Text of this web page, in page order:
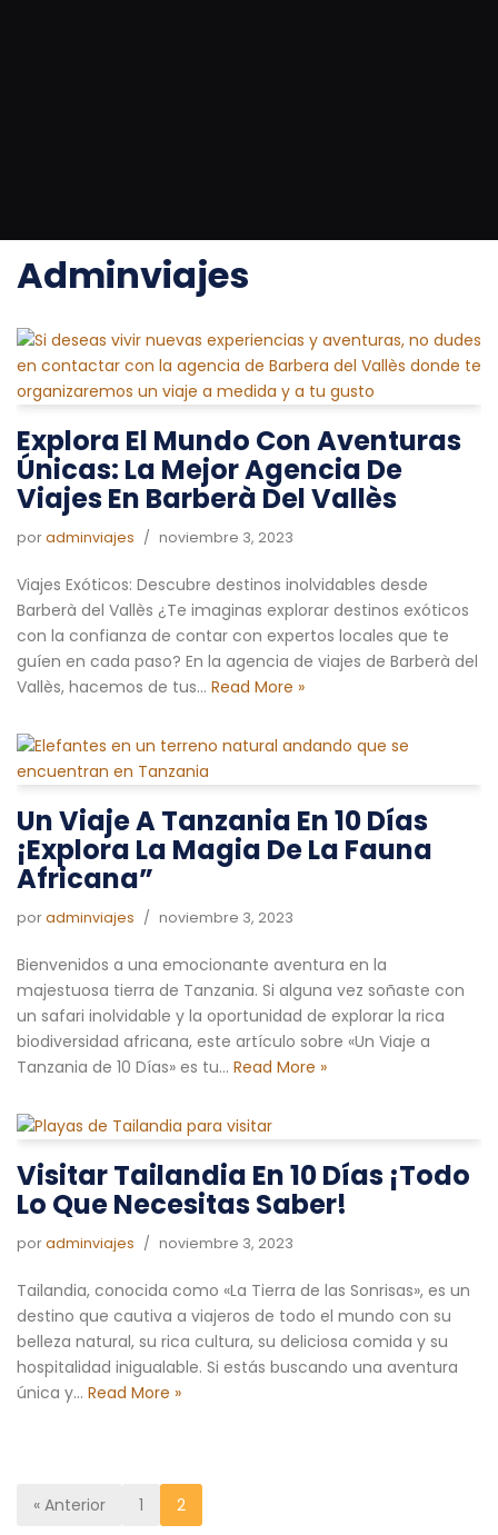
Adminviajes
Explora El Mundo Con Aventuras
Únicas: La Mejor Agencia De
Viajes En Barberà Del Vallès
poradminviajes noviembre 3, 2023
Viajes Exóticos: Descubre destinos inolvidables desde
Barberà del Vallès ¿Te imaginas explorar destinos exóticos
con la confianza de contar con expertos locales que te
guíen en cada paso? En la agencia de viajes de Barberà del
Vallès, hacemos de tus… Read More »
Un Viaje A Tanzania En 10 Días
¡Explora La Magia De La Fauna
Africana”
poradminviajes noviembre 3, 2023
Bienvenidos a una emocionante aventura en la
majestuosa tierra de Tanzania. Si alguna vez soñaste con
un safari inolvidable y la oportunidad de explorar la rica
biodiversidad africana, este artículo sobre «Un Viaje a
Tanzania de 10 Días» es tu… Read More »
Visitar Tailandia En 10 Días ¡Todo
Lo Que Necesitas Saber!
poradminviajes noviembre 3, 2023
Tailandia, conocida como «La Tierra de las Sonrisas», es un
destino que cautiva a viajeros de todo el mundo con su
belleza natural, su rica cultura, su deliciosa comida y su
hospitalidad inigualable. Si estás buscando una aventura
única y… Read More »
« Anterior 1 2